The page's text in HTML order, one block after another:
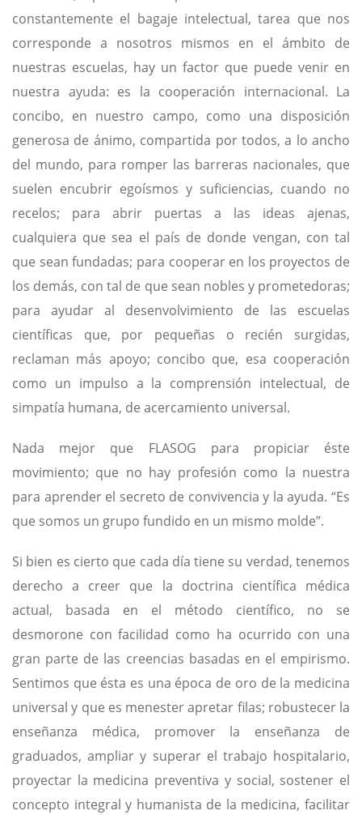
constantemente el bagaje intelectual, tarea que nos
corresponde a nosotros mismos en el ámbito de
nuestras escuelas, hay un factor que puede venir en
nuestra ayuda: es la cooperación internacional. La
concibo, en nuestro campo, como una disposición
generosa de ánimo, compartida por todos, a lo ancho
del mundo, para romper las barreras nacionales, que
suelen encubrir egoísmos y suficiencias, cuando no
recelos; para abrir puertas a las ideas ajenas,
cualquiera que sea el país de donde vengan, con tal
que sean fundadas; para cooperar en los proyectos de
los demás, con tal de que sean nobles y prometedoras;
para ayudar al desenvolvimiento de las escuelas
científicas que, por pequeñas o recién surgidas,
reclaman más apoyo; concibo que, esa cooperación
como un impulso a la comprensión intelectual, de
simpatía humana, de acercamiento universal.
Nada mejor que FLASOG para propiciar éste
movimiento; que no hay profesión como la nuestra
para aprender el secreto de convivencia y la ayuda. “Es
que somos un grupo fundido en un mismo molde”.
Si bien es cierto que cada día tiene su verdad, tenemos
derecho a creer que la doctrina científica médica
actual, basada en el método científico, no se
desmorone con facilidad como ha ocurrido con una
gran parte de las creencias basadas en el empirismo.
Sentimos que ésta es una época de oro de la medicina
universal y que es menester apretar filas; robustecer la
enseñanza médica, promover la enseñanza de
graduados, ampliar y superar el trabajo hospitalario,
proyectar la medicina preventiva y social, sostener el
concepto integral y humanista de la medicina, facilitar